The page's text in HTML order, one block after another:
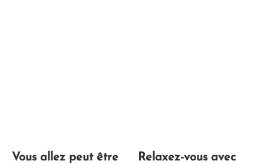
Vous allez peut être
Relaxez-vous avec